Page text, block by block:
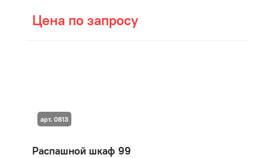
Цена по запросу
Распашной шкаф 99
арт. 0813